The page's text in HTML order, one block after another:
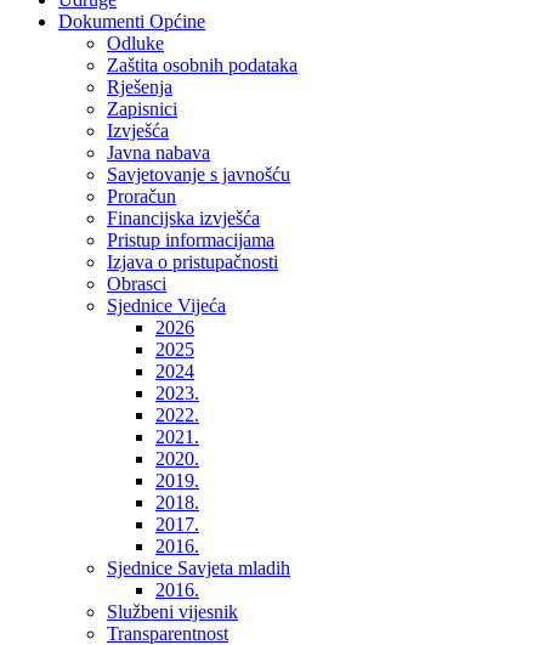
Dokumenti Općine
Odluke
Zaštita osobnih podataka
Rješenja
Zapisnici
Izvješća
Javna nabava
Savjetovanje s javnošću
Proračun
Financijska izvješća
Pristup informacijama
Izjava o pristupačnosti
Obrasci
Sjednice Vijeća
2026
2025
2024
2023.
2022.
2021.
2020.
2019.
2018.
2017.
2016.
Sjednice Savjeta mladih
2016.
Službeni vijesnik
Transparentnost